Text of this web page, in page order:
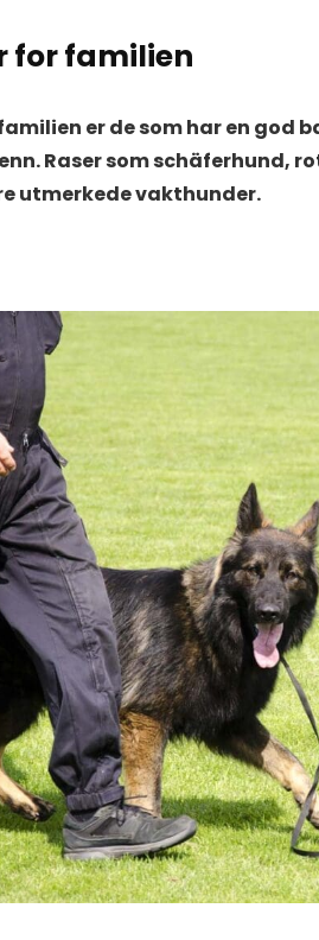
for familien
er de som har en god
Raser som schäferhund,
utmerkede vakthunder.